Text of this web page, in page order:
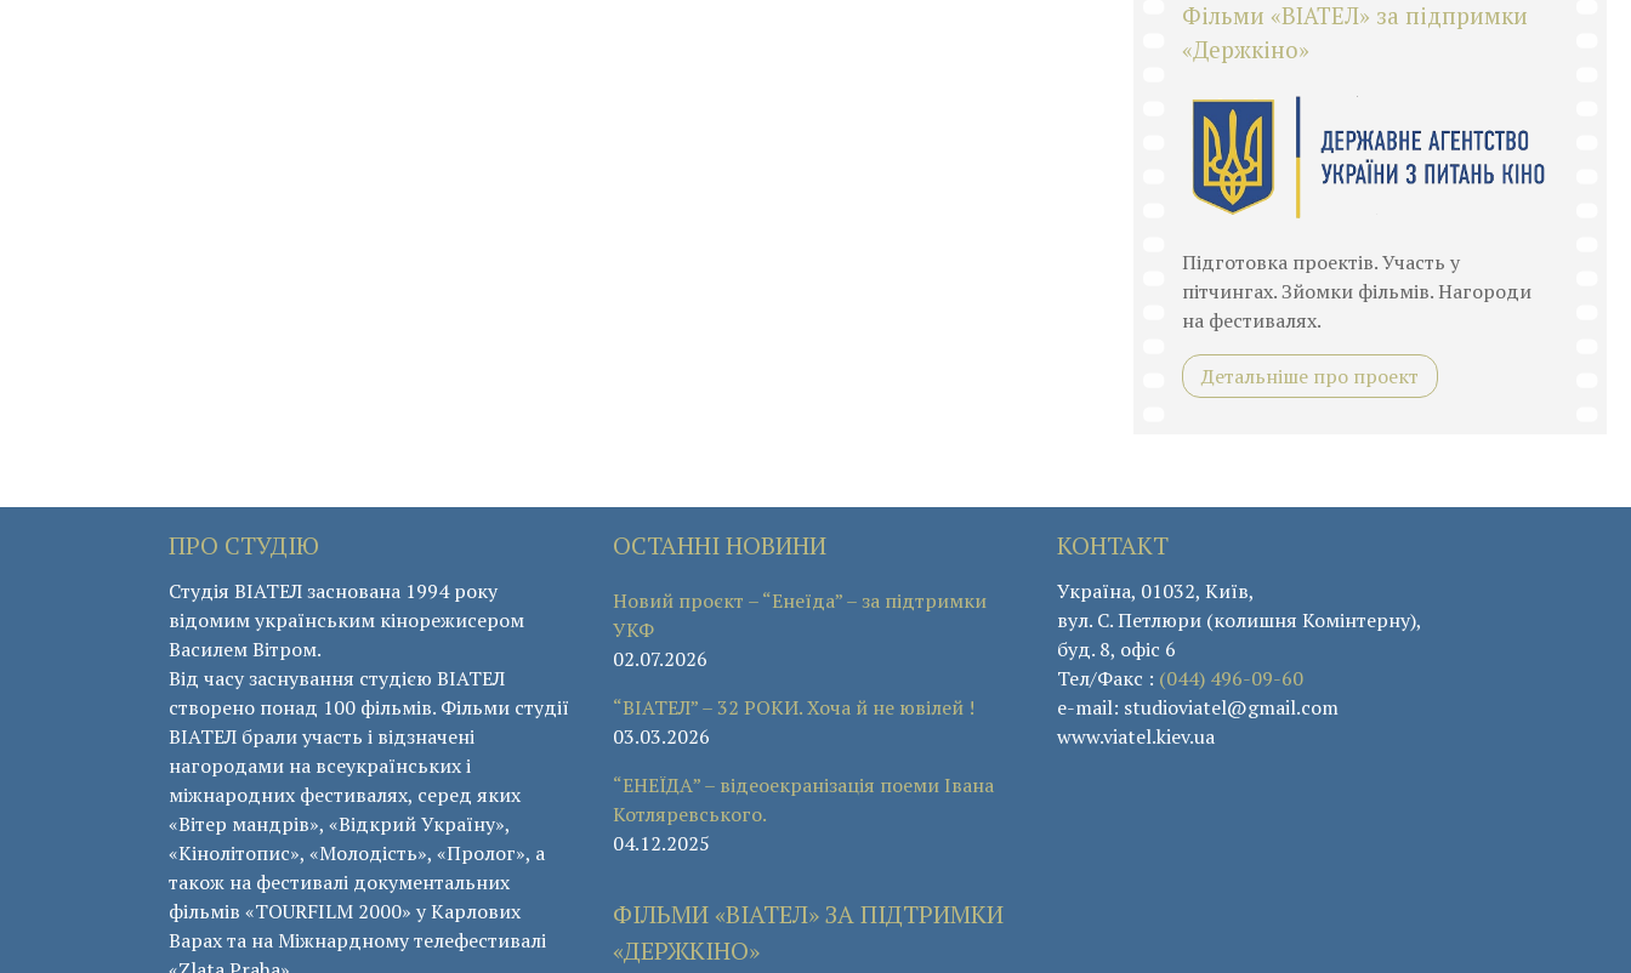
Фільми «ВІАТЕЛ» за підпримки
«Держкіно»
Підготовка проектів. Участь у
пітчингах. Зйомки фільмів. Нагороди
на фестивалях.
Детальніше про проект
ПРО СТУДІЮ
Студія ВІАТЕЛ заснована 1994 року
відомим українським кінорежисером
Василем Вітром.
Від часу заснування студією ВІАТЕЛ
створено понад 100 фільмів. Фільми студії
ВІАТЕЛ брали участь і відзначені
нагородами на всеукраїнських і
міжнародних фестивалях, серед яких
«Вітер мандрів», «Відкрий Україну»,
«Кінолітопис», «Молодість», «Пролог», а
також на фестивалі документальних
фільмів «ТОURFILM 2000» у Карлових
Варах та на Міжнардному телефестивалі
ОСТАННІ НОВИНИ
Новий проєкт – “Енеїда” – за підтримки
УКФ
02.07.2026
“ВІАТЕЛ” – 32 РОКИ. Хоча й не ювілей !
03.03.2026
“ЕНЕЇДА” – відеоекранізація поеми Івана
Котляревського.
04.12.2025
ФІЛЬМИ «ВІАТЕЛ» ЗА ПІДТРИМКИ
«ДЕРЖКІНО»
КОНТАКТ
Україна, 01032, Київ,
вул. С. Петлюри (колишня Комінтерну),
буд. 8, офіс 6
Тел/Факс : (044) 496-09-60
e-mail: studioviatel@gmail.com
www.viatel.kiev.ua